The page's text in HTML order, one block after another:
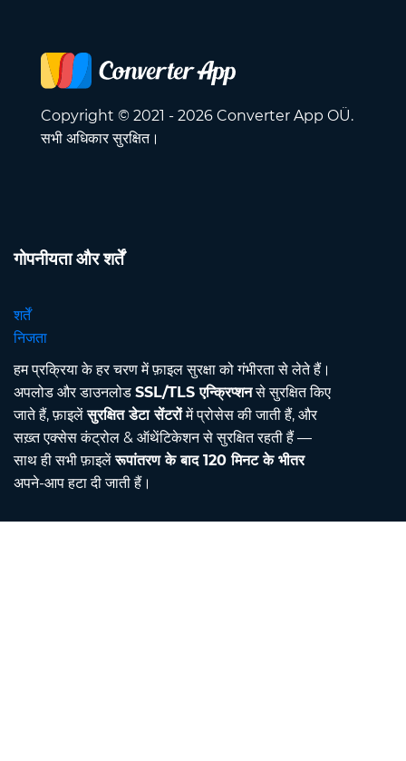
Copyright © 2021 - 2026 Converter App OÜ.
सभी अधिकार सुरक्षित।
गोपनीयता और शर्तें
शर्तें
निजता
हम प्रक्रिया के हर चरण में फ़ाइल सुरक्षा को गंभीरता से लेते हैं।
अपलोड और डाउनलोड SSL/TLS एन्क्रिप्शनसे सुरक्षित किए
जाते हैं, फ़ाइलेंसुरक्षित डेटा सेंटरोंमें प्रोसेस की जाती हैं, और
सख़्त एक्सेस कंट्रोल & ऑथेंटिकेशन से सुरक्षित रहती हैं —
साथ ही सभी फ़ाइलेंरूपांतरण के बाद 120 मिनट के भीतर
अपने-आप हटा दी जाती हैं।